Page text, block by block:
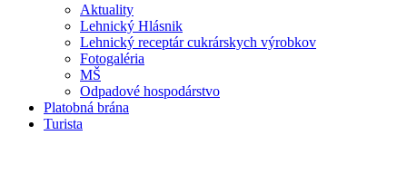
Aktuality
Lehnický Hlásnik
Lehnický receptár cukrárskych výrobkov
Fotogaléria
MŠ
Odpadové hospodárstvo
Platobná brána
Turista